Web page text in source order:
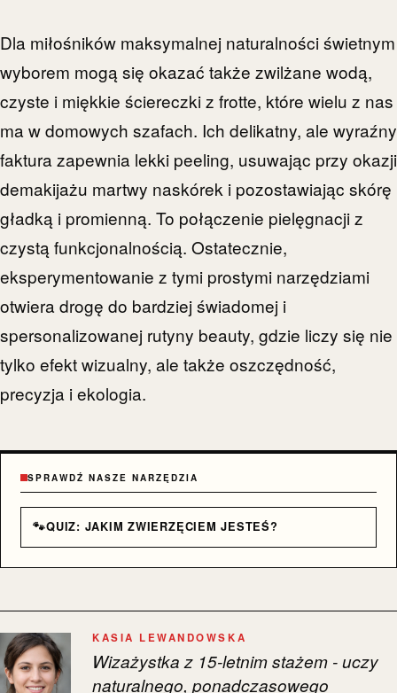
Dla miłośników maksymalnej naturalności świetnym
wyborem mogą się okazać także zwilżane wodą,
czyste i miękkie ściereczki z frotte, które wielu z nas
ma w domowych szafach. Ich delikatny, ale wyraźny
faktura zapewnia lekki peeling, usuwając przy okazji
demakijażu martwy naskórek i pozostawiając skórę
gładką i promienną. To połączenie pielęgnacji z
czystą funkcjonalnością. Ostatecznie,
eksperymentowanie z tymi prostymi narzędziami
otwiera drogę do bardziej świadomej i
spersonalizowanej rutyny beauty, gdzie liczy się nie
tylko efekt wizualny, ale także oszczędność,
precyzja i ekologia.
SPRAWDŹ NASZE NARZĘDZIA
🐾QUIZ: JAKIM ZWIERZĘCIEM JESTEŚ?
KASIA LEWANDOWSKA
Wizażystka z 15-letnim stażem - uczy
naturalnego, ponadczasowego